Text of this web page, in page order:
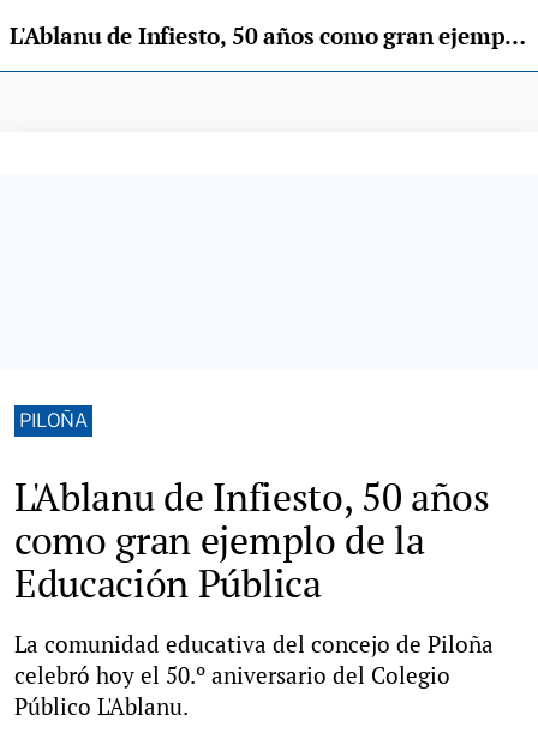
L'Ablanu de Infiesto, 50 años como gran ejemplo de la Educación Pública
PILOÑA
L'Ablanu de Infiesto, 50 años
como gran ejemplo de la
Educación Pública
La comunidad educativa del concejo de Piloña
celebró hoy el 50.º aniversario del Colegio
Público L'Ablanu.